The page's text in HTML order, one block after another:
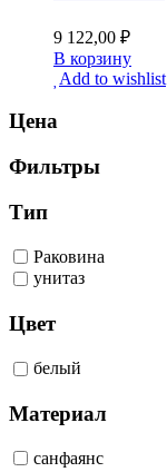
9 122,00 ₽
В корзину
Add to wishlist
Цена
Фильтры
Тип
Раковина
унитаз
Цвет
белый
Материал
санфаянс